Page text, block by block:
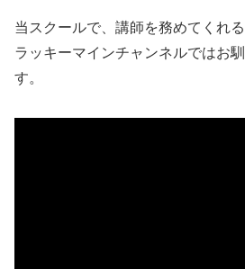
当スクールで、講師を務めてくれ
ラッキーマインチャンネルではお
す。